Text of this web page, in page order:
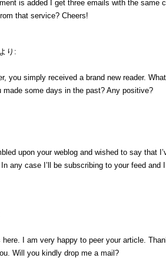
is added I get three emails with the same
that service? Cheers!
より:
you simply received a brand new reader.
made some days in the past? Any positive?
upon your weblog and wished to say that
any case I’ll be subscribing to your feed and
here. I am very happy to peer your article.
Will you kindly drop me a mail?